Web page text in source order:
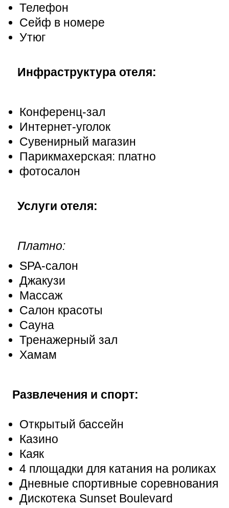
Телефон
Сейф в номере
Утюг
Инфраструктура отеля:
Конференц-зал
Интернет-уголок
Сувенирный магазин
Парикмахерская: платно
фотосалон
Услуги отеля:
Платно:
SPA-салон
Джакузи
Массаж
Салон красоты
Сауна
Тренажерный зал
Хамам
Развлечения и спорт:
Открытый бассейн
Казино
Каяк
4 площадки для катания на роликах
Дневные спортивные соревнования
Дискотека Sunset Boulevard